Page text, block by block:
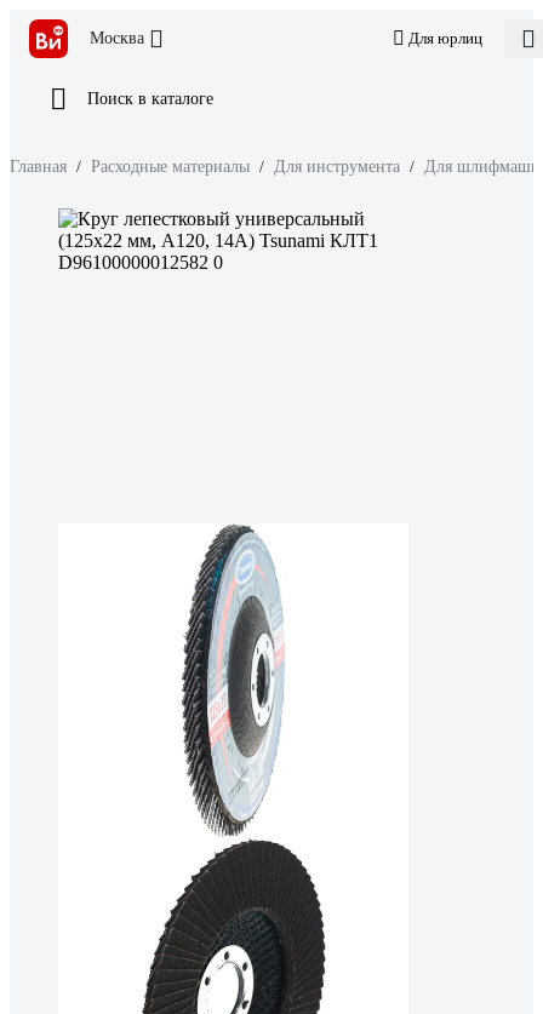
Москва Для юрлиц
Поиск в каталоге
Главная / Расходные материалы / Для инструмента / Для